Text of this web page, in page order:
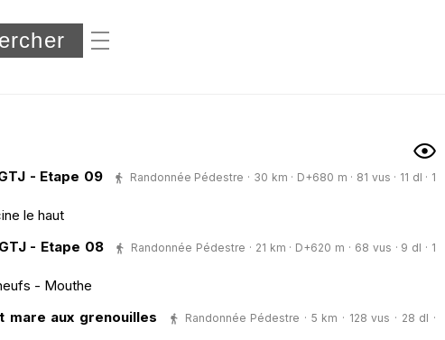
dossiers
- Etape 09
Randonnée Pédestre · 30 km · D+680 m · 81 vus · 11 dl · 1
le haut
- Etape 08
Randonnée Pédestre · 21 km · D+620 m · 68 vus · 9 dl · 1
- Mouthe
mare aux grenouilles
Randonnée Pédestre · 5 km · 128 vus · 28 dl ·